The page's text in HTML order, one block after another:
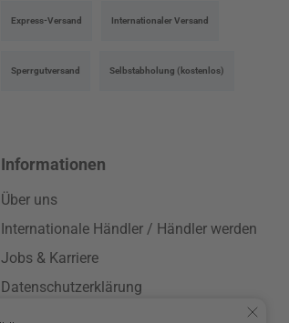
Express-Versand Internationaler Versand
Sperrgutversand Selbstabholung (kostenlos)
Informationen
Über uns
Internationale Händler / Händler werden
Jobs & Karriere
Datenschutzerklärung